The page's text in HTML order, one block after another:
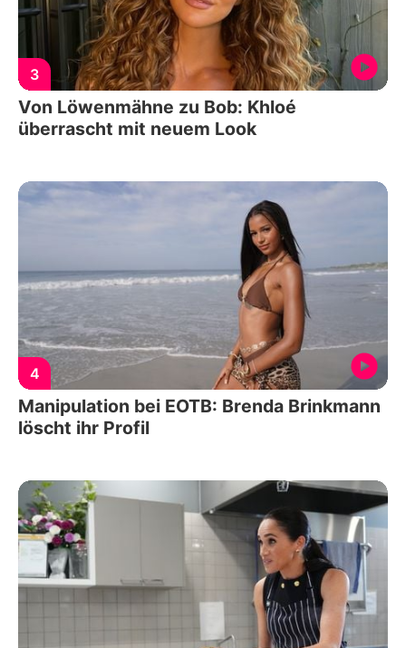
3
Von Löwenmähne zu Bob: Khloé
überrascht mit neuem Look
4
Manipulation bei EOTB: Brenda Brinkmann
löscht ihr Profil